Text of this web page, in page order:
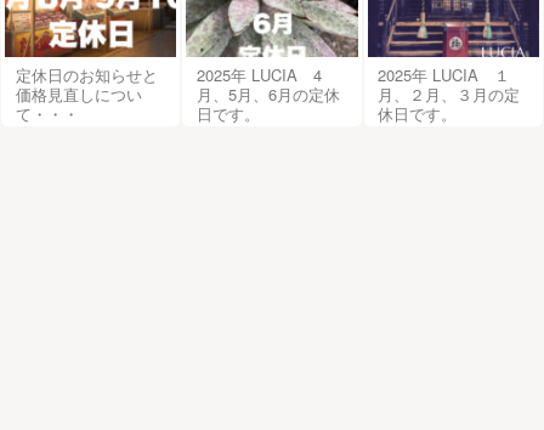
定休日のお知らせと
価格見直しについ
て・・・
2025年 LUCIA 4
月、5月、6月の定休
日です。
2025年 LUCIA １
月、２月、３月の定
休日です。